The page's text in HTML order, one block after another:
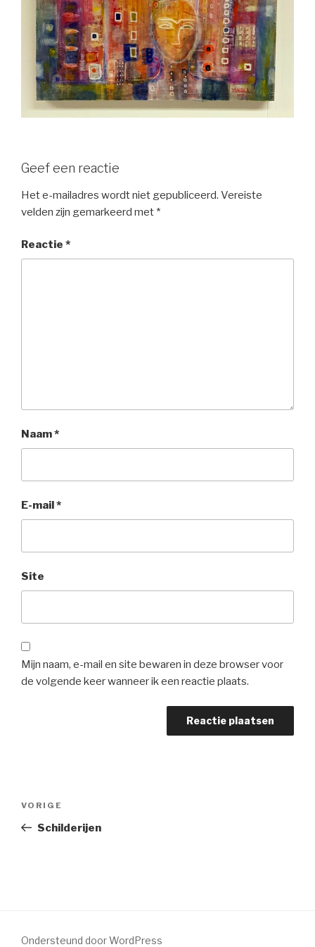
Geef een reactie
Het e-mailadres wordt niet gepubliceerd. Vereiste
velden zijn gemarkeerd met *
Reactie *
Naam*
E-mail*
Site
Mijn naam, e-mail en site bewaren in deze browser voor
de volgende keer wanneer ik een reactie plaats.
Vorig
bericht
VORIGE
Schilderijen
Ondersteund door WordPress